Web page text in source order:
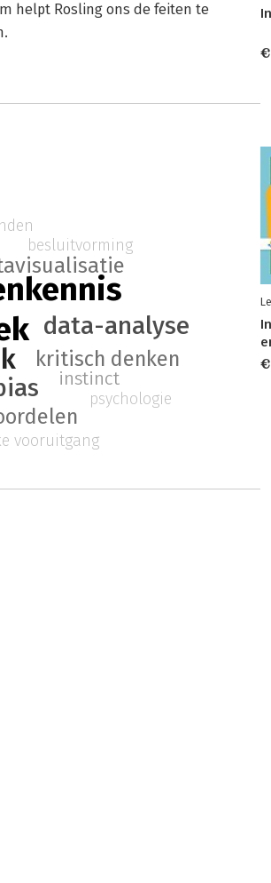
helpt Rosling ons de feiten te
data-analyse
kritisch denken
instinct
besluitvorming
vooruitgang
psychologie
€